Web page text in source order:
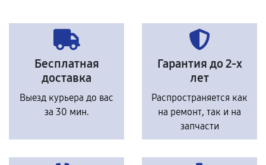
Бесплатная
доставка
Выезд курьера до вас
за 30 мин.
Гарантия до 2-х
лет
Распространяется как
на ремонт, так и на
запчасти